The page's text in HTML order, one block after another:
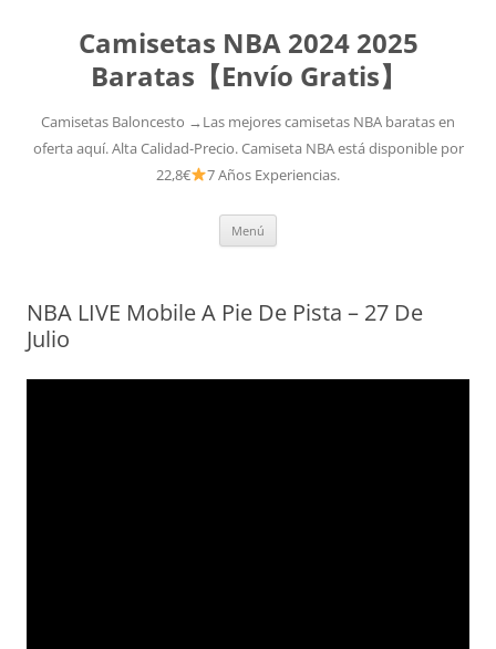
Camisetas NBA 2024 2025
Baratas【Envío Gratis】
Camisetas Baloncesto →Las mejores camisetas NBA baratas en
oferta aquí. Alta Calidad-Precio. Camiseta NBA está disponible por
22,8€
7 Años Experiencias.
Menú
NBA LIVE Mobile A Pie De Pista – 27 De
Julio